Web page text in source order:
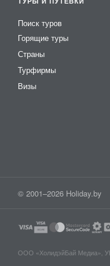
закрытый бассейн
рыболовные снасти
спутниковое
турслеты
сцена
Поиск туров
Горящие туры
Страны
Турфирмы
Визы
© 2001–2026 Holiday.by
ООО «ХолидэйБай Медиа»,